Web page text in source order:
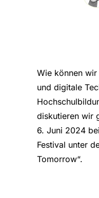
Wie können wir
und digitale
diskutieren wir
6. Juni 2024
Festival unter
Tomorrow“.